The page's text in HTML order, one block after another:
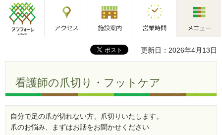
アンフォーレ 施設案内 営業時間
更新日：2026年4月13日
看護師の爪切り・フットケア
自分で足の爪が切れない方、爪切りいたします。
爪のお悩み、まずはお話をお聞かせください